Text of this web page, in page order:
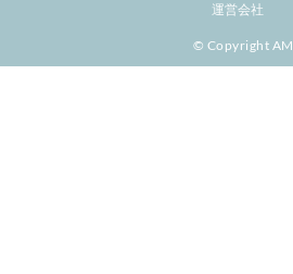
運営会社
© Copyright AM